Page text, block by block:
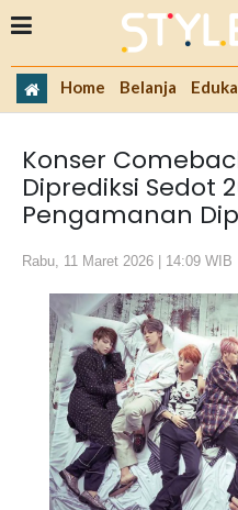
Home Belanja
Konser
Diprediksi Sedot
Pengamanan
Rabu, 11 Maret 2026 | 14:09 WIB